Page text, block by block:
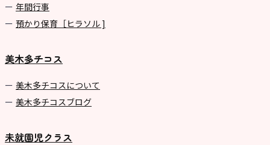
年間⾏事
預かり保育［ヒラソル ]
美木多チコス
美⽊多チコスについて
美⽊多チコスブログ
未就園児クラス